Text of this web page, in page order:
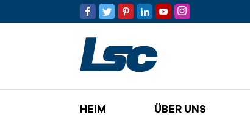
HEIM ÜBER UNS